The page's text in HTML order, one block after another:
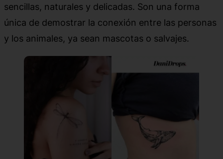
sencillas, naturales y delicadas. Son una forma
única de demostrar la conexión entre las personas
y los animales, ya sean mascotas o salvajes.